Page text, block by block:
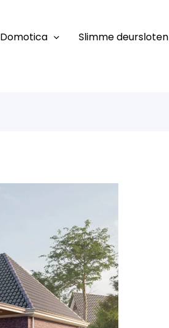
Domotica Slimme deursloten